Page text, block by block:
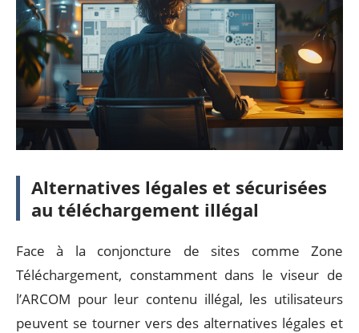
Alternatives légales et sécurisées
au téléchargement illégal
Face à la conjoncture de sites comme Zone
Téléchargement, constamment dans le viseur de
l’ARCOM pour leur contenu illégal, les utilisateurs
peuvent se tourner vers des alternatives légales et